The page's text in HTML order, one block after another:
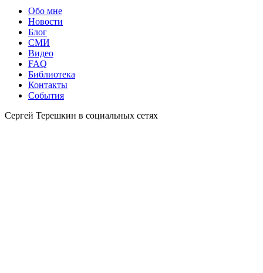
Обо мне
Новости
Блог
СМИ
Видео
FAQ
Библиотека
Контакты
События
Сергей Терешкин в социальных сетях